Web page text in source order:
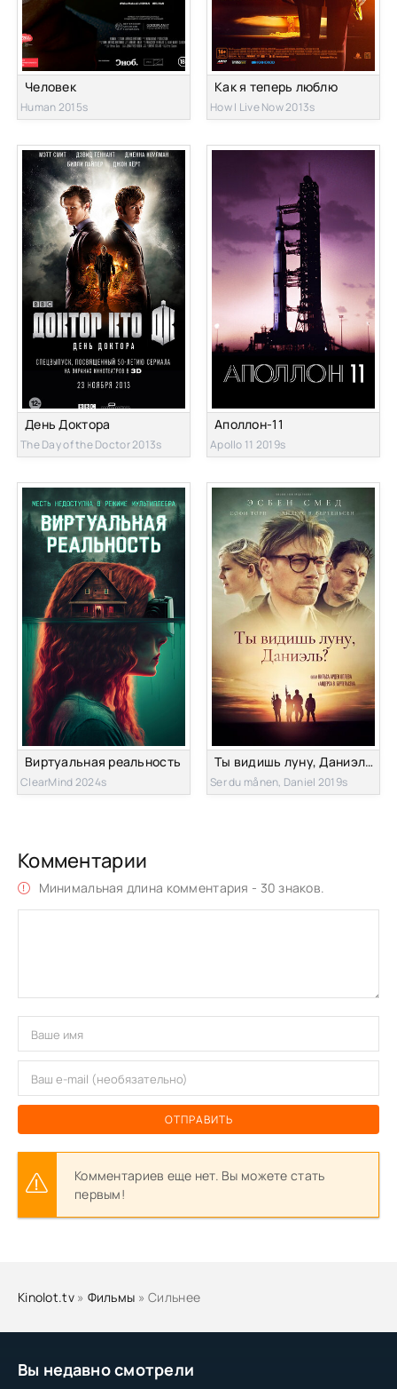
Вы недавно смотрели
Человек
Human 2015s
Как я теперь люблю
How I Live Now 2013s
День Доктора
The Day of the Doctor 2013s
Аполлон-11
Apollo 11 2019s
Виртуальная реальность
ClearMind 2024s
Ты видишь луну, Даниэль?
Ser du månen, Daniel 2019s
Комментарии
Минимальная длина комментария - 30 знаков.
ОТПРАВИТЬ
Комментариев еще нет. Вы можете стать
первым!
Kinolot.tv» Фильмы » Сильнее